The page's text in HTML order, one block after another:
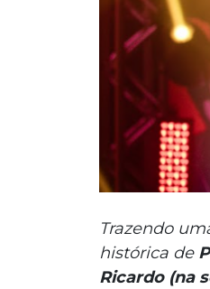
Trazendo
histórica de
Ricardo (na